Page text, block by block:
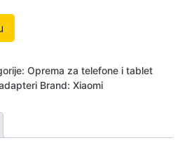
Oprema za telefone i tablet
Brand: Xiaomi